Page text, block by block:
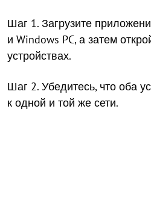
Шаг 1. Загрузите
и Windows PC, а затем
устройствах.
Шаг 2. Убедитесь, что оба
к одной и той же сети.